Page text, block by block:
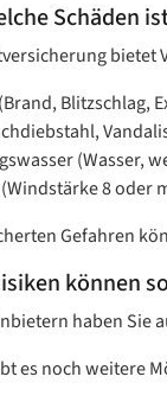
Schäden
bietet
Blitzschlag,
(Wasser,
8 oder
Gefahren
können
haben Sie
es noch weitere